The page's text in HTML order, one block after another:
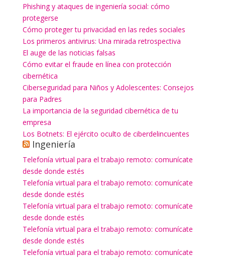
Phishing y ataques de ingeniería social: cómo
protegerse
Cómo proteger tu privacidad en las redes sociales
Los primeros antivirus: Una mirada retrospectiva
El auge de las noticias falsas
Cómo evitar el fraude en línea con protección
cibernética
Ciberseguridad para Niños y Adolescentes: Consejos
para Padres
La importancia de la seguridad cibernética de tu
empresa
Los Botnets: El ejército oculto de ciberdelincuentes
Ingeniería
Telefonía virtual para el trabajo remoto: comunícate
desde donde estés
Telefonía virtual para el trabajo remoto: comunícate
desde donde estés
Telefonía virtual para el trabajo remoto: comunícate
desde donde estés
Telefonía virtual para el trabajo remoto: comunícate
desde donde estés
Telefonía virtual para el trabajo remoto: comunícate